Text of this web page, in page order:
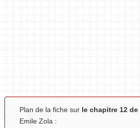
Plan de la fiche sur le chapitre 12 de
Emile Zola :